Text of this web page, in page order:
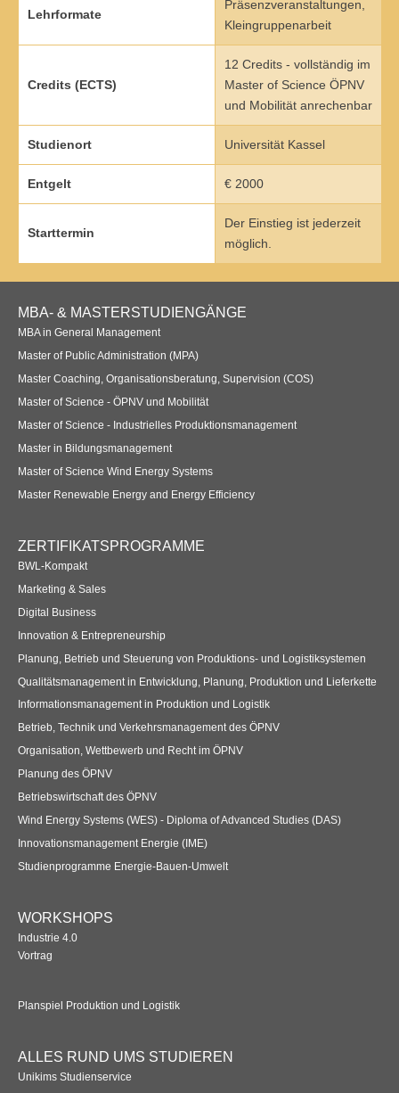
Informationsmanagement in Produktion und Logistik
Studienprogramme Energie-Bauen-Umwelt
Übersicht
BWL-Kompakt
Übersicht
Betriebswirtschaft des ÖPNV
Planspiel Produktionssteuerung und Logistik
Übersicht
Übersicht
Übersicht
Übersicht
Lehrformate
Präsenzveranstaltungen,
Kleingruppenarbeit
Credits (ECTS)
12 Credits - vollständig im
Master of Science ÖPNV
und Mobilität anrechenbar
Studienort Universität Kassel
Entgelt € 2000
Starttermin
Der Einstieg ist jederzeit
möglich.
Footer
Navigation
MBA- & MASTERSTUDIENGÄNGE
MBA in General Management
Master of Public Administration (MPA)
Master Coaching, Organisationsberatung, Supervision (COS)
Master of Science - ÖPNV und Mobilität
Master of Science - Industrielles Produktionsmanagement
Master in Bildungsmanagement
Master of Science Wind Energy Systems
Master Renewable Energy and Energy Efficiency
ZERTIFIKATSPROGRAMME
BWL-Kompakt
Marketing & Sales
Digital Business
Innovation & Entrepreneurship
Planung, Betrieb und Steuerung von Produktions- und Logistiksystemen
Qualitätsmanagement in Entwicklung, Planung, Produktion und Lieferkette
Informationsmanagement in Produktion und Logistik
Betrieb, Technik und Verkehrsmanagement des ÖPNV
Organisation, Wettbewerb und Recht im ÖPNV
Planung des ÖPNV
Betriebswirtschaft des ÖPNV
Wind Energy Systems (WES) - Diploma of Advanced Studies (DAS)
Innovationsmanagement Energie (IME)
Studienprogramme Energie-Bauen-Umwelt
WORKSHOPS
Industrie 4.0
Vortrag
Planspiel Produktion und Logistik
ALLES RUND UMS STUDIEREN
Unikims Studienservice